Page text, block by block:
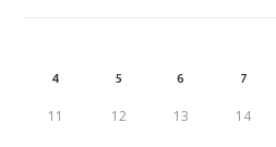
4
5 6 7
11 12 13 14